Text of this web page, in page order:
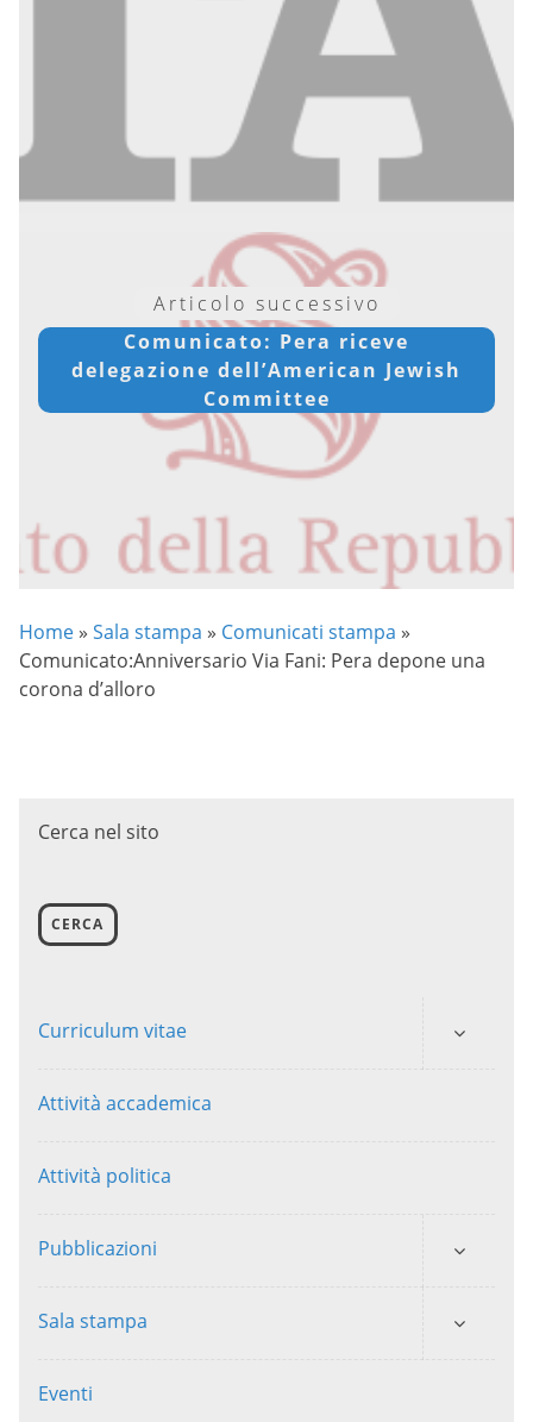
Articolo successivo
Comunicato: Pera riceve
delegazione dell’American Jewish
Committee
Home » Sala stampa » Comunicati stampa »
Comunicato:Anniversario Via Fani: Pera depone una
corona d’alloro
Cerca nel sito
CERCA
Curriculum vitae
Attività accademica
Attività politica
Pubblicazioni
Sala stampa
Eventi